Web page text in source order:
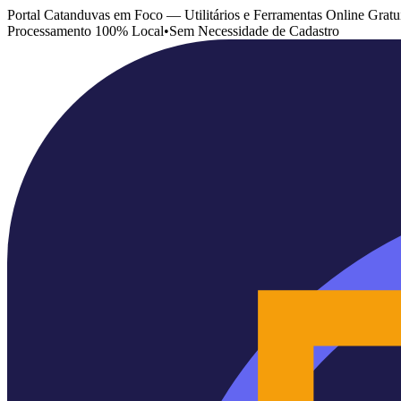
Portal Catanduvas em Foco — Utilitários e Ferramentas Online
Processamento 100% Local•Sem Necessidade de Cadastro